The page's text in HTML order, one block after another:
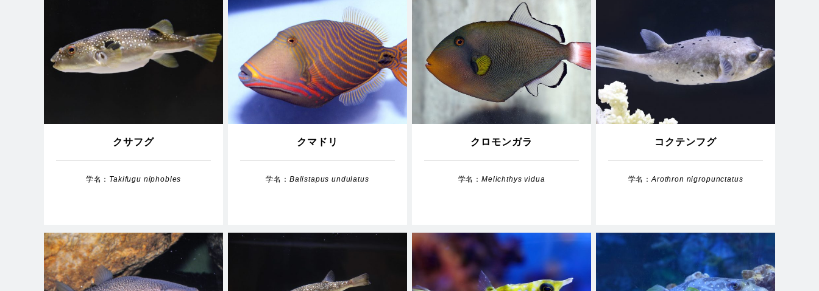
クサフグ
学名： Takifugu niphobles
クマドリ
学名： Balistapus undulatus
クロモンガラ
学名：Melichthys vidua
コクテンフグ
学名：Arothron nigropunctatus